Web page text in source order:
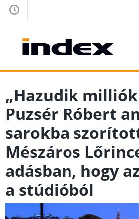
„Hazudik
Puzsér Róbert
sarokba
Mészáros
adásban, hogy
a stúdióból